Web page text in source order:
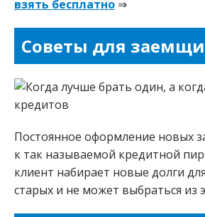
взять бесплатно ⇒
Советы для
Постоянное оформление новых
к так называемой кредитной
клиент набирает новые долги
старых и не может выбраться из